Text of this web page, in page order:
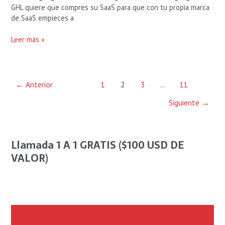
GHL quiere que compres su SaaS para que con tu propia marca
de SaaS empieces a
Leer más »
← Anterior 1 2 3 …
11
Siguiente →
Llamada 1 A 1 GRATIS ($100 USD DE
VALOR)